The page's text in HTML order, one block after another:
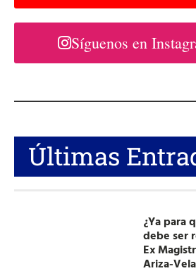
Síguenos en
Últimas
¿Ya para
debe ser
Ex
Ariza-